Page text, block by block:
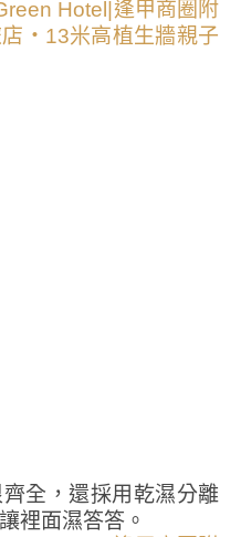
全，還採用乾濕分離
裡面濕答答。